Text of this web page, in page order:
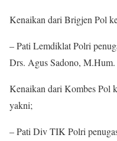
Kenaikan dari Brigjen Pol
– Pati Lemdiklat Polri
Drs. Agus Sadono, M.Hum.
Kenaikan dari Kombes Pol
yakni;
– Pati Div TIK Polri